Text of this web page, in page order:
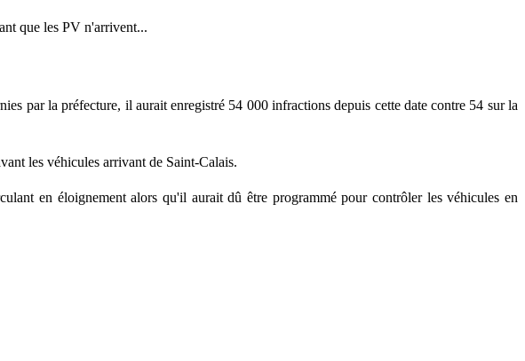
que les PV n'arrivent...
par la préfecture, il aurait enregistré 54 000 infractions depuis cette date contre 54 sur la
les véhicules arrivant de Saint-Calais.
en éloignement alors qu'il aurait dû être programmé pour contrôler les véhicules en